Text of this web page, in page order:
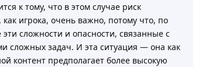
к тому, что в этом случае риск
игрока, очень важно, потому что, по
сложности и опасности, связанные с
сложных задач. И эта ситуация — она как
контент предполагает более высокую